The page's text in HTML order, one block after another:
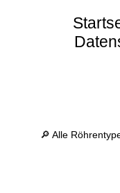
🔎 Alle